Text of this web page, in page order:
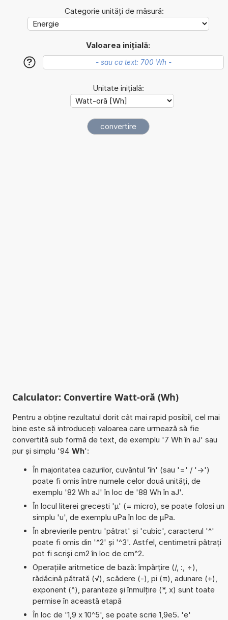
Categorie unități de măsură:
Valoarea inițială:
?
Unitate inițială:
Calculator: Convertire Watt-oră (Wh)
Pentru a obține rezultatul dorit cât mai rapid posibil, cel mai
bine este să introduceți valoarea care urmează să fie
convertită sub formă de text, de exemplu '7 Wh în aJ' sau
pur și simplu '94 Wh':
În majoritatea cazurilor, cuvântul 'în' (sau '=' / '->')
poate fi omis între numele celor două unități, de
exemplu '82 Wh aJ' în loc de '88 Wh în aJ'.
În locul literei grecești 'µ' (= micro), se poate folosi un
simplu 'u', de exemplu uPa în loc de µPa.
În abrevierile pentru 'pătrat' și 'cubic', caracterul '^'
poate fi omis din '^2' și '^3'. Astfel, centimetrii pătrați
pot fi scriși cm2 în loc de cm^2.
Operațiile aritmetice de bază: împărțire (/, :, ÷),
rădăcină pătrată (√), scădere (-), pi (π), adunare (+),
exponent (^), paranteze și înmulțire (*, x) sunt toate
permise în această etapă
În loc de '1,9 x 10^5', se poate scrie 1,9e5. 'e'